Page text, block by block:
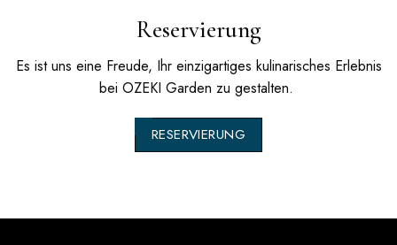
Reservierung
Es ist uns eine Freude, Ihr einzigartiges kulinarisches Erlebnis
bei OZEKI Garden zu gestalten.
RESERVIERUNG